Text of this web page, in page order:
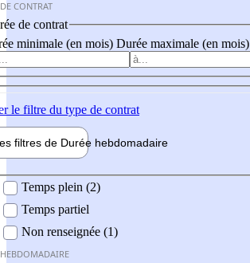
CONTRAT
de contrat
minimale (en mois) Durée maximale (en mois)
le filtre du type de contrat
filtres de Durée hebdomadaire
Temps plein (2)
Temps partiel
Non renseignée (1)